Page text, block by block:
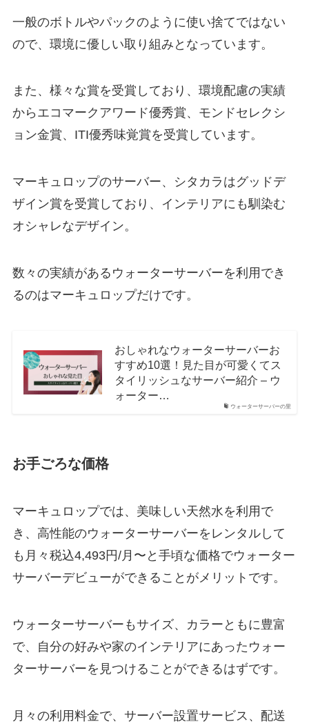
一般のボトルやパックのように使い捨てではない
ので、環境に優しい取り組みとなっています。
また、様々な賞を受賞しており、環境配慮の実績
からエコマークアワード優秀賞、モンドセレクシ
ョン金賞、ITI優秀味覚賞を受賞しています。
マーキュロップのサーバー、シタカラはグッドデ
ザイン賞を受賞しており、インテリアにも馴染む
オシャレなデザイン。
数々の実績があるウォーターサーバーを利用でき
るのはマーキュロップだけです。
ウォーターサーバーの里
おしゃれなウォーターサーバーお
すすめ10選！見た目が可愛くてス
タイリッシュなサーバー紹介 – ウ
ォーター…
お手ごろな価格
マーキュロップでは、美味しい天然水を利用で
き、高性能のウォーターサーバーをレンタルして
も月々税込4,493円/月〜と手頃な価格でウォーター
サーバーデビューができることがメリットです。
ウォーターサーバーもサイズ、カラーともに豊富
で、自分の好みや家のインテリアにあったウォー
ターサーバーを見つけることができるはずです。
月々の利用料金で、サーバー設置サービス、配送